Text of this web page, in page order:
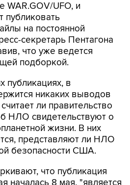
WAR.GOV/UFO, и
публиковать
на постоянной
секретарь Пентагона
что уже ведется
подборкой.
публикациях, в
никаких выводов
ли правительство
НЛО свидетельствуют о
жизни. В них
представляют ли НЛО
безопасности США.
что публикация